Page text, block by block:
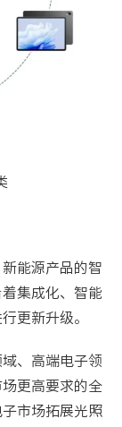
能源产品的智
集成化、智能
更新升级。
、高端电子领
更高要求的全
市场拓展光照